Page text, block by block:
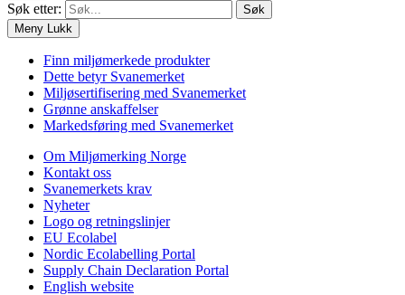
Søk etter:
Meny Lukk
Finn miljømerkede produkter
Dette betyr Svanemerket
Miljøsertifisering med Svanemerket
Grønne anskaffelser
Markedsføring med Svanemerket
Om Miljømerking Norge
Kontakt oss
Svanemerkets krav
Nyheter
Logo og retningslinjer
EU Ecolabel
Nordic Ecolabelling Portal
Supply Chain Declaration Portal
English website